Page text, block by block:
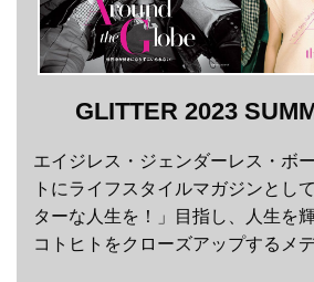
GLITTER 2023
エイジレス・ジェンダーレス・ボ
トにライフスタイルマガジンとし
ターな人生を！」目指し、人生を
コトヒトをクローズアップするメ